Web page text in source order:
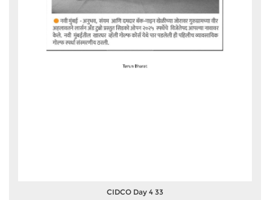
CIDCO Day 4 33